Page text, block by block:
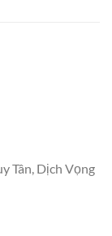
Tân, Dịch Vọng